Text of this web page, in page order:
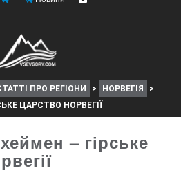
ПРО РЕГІОНИ > НОРВЕГІЯ
>
ЦАРСТВО НОРВЕГІЇ
– гірське